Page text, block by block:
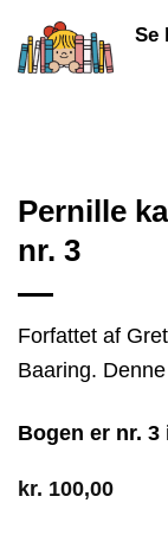
Se
Pernille
nr. 3
Forfattet af
Baaring.
Bogen er nr.
kr. 100,00